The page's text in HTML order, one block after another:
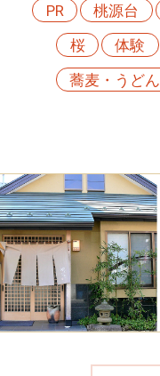
PR
桃源台
桜
体験
蕎麦・うどん